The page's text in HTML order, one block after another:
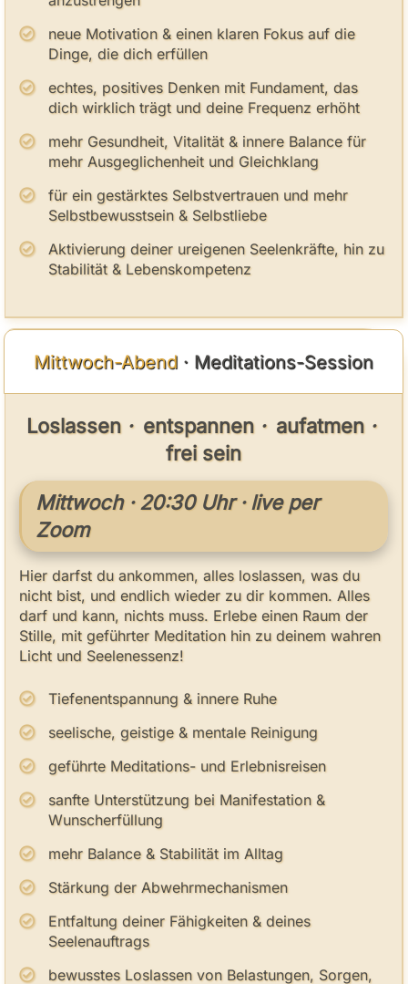
neue Motivation & einen klaren Fokus auf die
Dinge, die dich erfüllen
echtes, positives Denken mit Fundament, das
dich wirklich trägt und deine Frequenz erhöht
mehr Gesundheit, Vitalität & innere Balance für
mehr Ausgeglichenheit und Gleichklang
für ein gestärktes Selbstvertrauen und mehr
Selbstbewusstsein & Selbstliebe
Aktivierung deiner ureigenen Seelenkräfte, hin zu
Stabilität & Lebenskompetenz
Mittwoch-Abend · Meditations-Session
Loslassen · entspannen · aufatmen ·
frei sein
Mittwoch · 20:30 Uhr · live per
Zoom
Hier darfst du ankommen, alles loslassen, was du
nicht bist, und endlich wieder zu dir kommen. Alles
darf und kann, nichts muss. Erlebe einen Raum der
Stille, mit geführter Meditation hin zu deinem wahren
Licht und Seelenessenz!
Tiefenentspannung & innere Ruhe
seelische, geistige & mentale Reinigung
geführte Meditations- und Erlebnisreisen
sanfte Unterstützung bei Manifestation &
Wunscherfüllung
mehr Balance & Stabilität im Alltag
Stärkung der Abwehrmechanismen
Entfaltung deiner Fähigkeiten & deines
Seelenauftrags
bewusstes Loslassen von Belastungen, Sorgen,